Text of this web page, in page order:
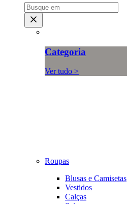
Categoria
Ver tudo >
Roupas
Blusas e Camisetas
Vestidos
Calças